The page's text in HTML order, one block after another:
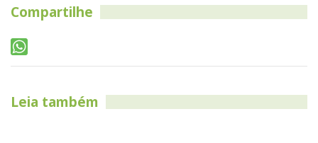
Compartilhe
Leia também